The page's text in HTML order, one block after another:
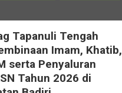
Tapanuli Tengah
Imam, Khatib,
serta Penyaluran
Tahun 2026 di